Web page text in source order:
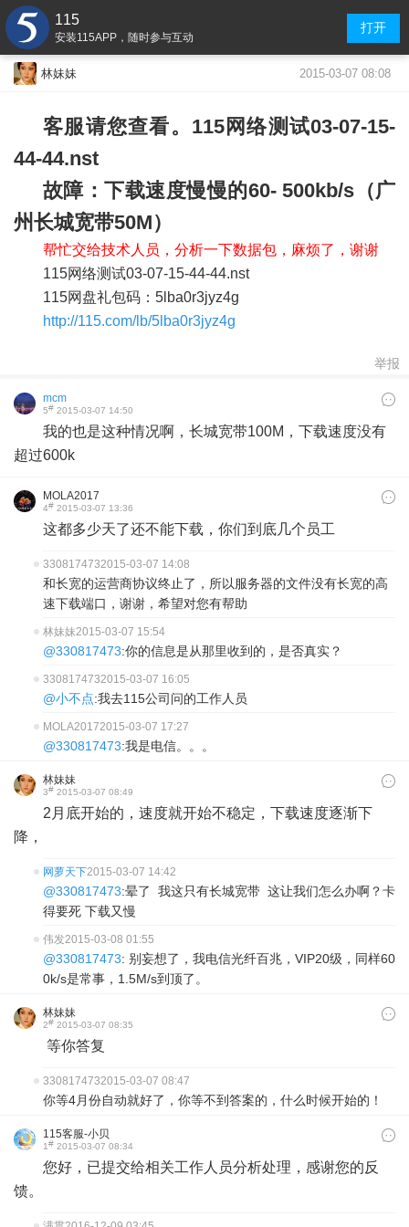
115
安装115APP，随时参与互动
打开
林妹妹 2015-03-07 08:08
客服请您查看。115网络测试03-07-15-
44-44.nst
故障：下载速度慢慢的60- 500kb/s（广
州长城宽带50M）
帮忙交给技术人员，分析一下数据包，麻烦了，谢谢
115网络测试03-07-15-44-44.nst
115网盘礼包码：5lba0r3jyz4g
http://115.com/lb/5lba0r3jyz4g
举报
mcm
5# 2015-03-07 14:50
我的也是这种情况啊，长城宽带100M，下载速度没有
超过600k
MOLA2017
4# 2015-03-07 13:36
这都多少天了还不能下载，你们到底几个员工
3308174732015-03-07 14:08
和长宽的运营商协议终止了，所以服务器的文件没有长宽的高
速下载端口，谢谢，希望对您有帮助
林妹妹2015-03-07 15:54
@330817473:你的信息是从那里收到的，是否真实？
3308174732015-03-07 16:05
@小不点:我去115公司问的工作人员
MOLA20172015-03-07 17:27
@330817473:我是电信。。。
林妹妹
3# 2015-03-07 08:49
2月底开始的，速度就开始不稳定，下载速度逐渐下
降，
网萝天下2015-03-07 14:42
@330817473:晕了 我这只有长城宽带 这让我们怎么办啊？卡
得要死 下载又慢
伟发2015-03-08 01:55
@330817473: 别妄想了，我电信光纤百兆，VIP20级，同样60
0k/s是常事，1.5M/s到顶了。
林妹妹
2# 2015-03-07 08:35
等你答复
3308174732015-03-07 08:47
你等4月份自动就好了，你等不到答案的，什么时候开始的！
115客服-小贝
1# 2015-03-07 08:34
您好，已提交给相关工作人员分析处理，感谢您的反
馈。